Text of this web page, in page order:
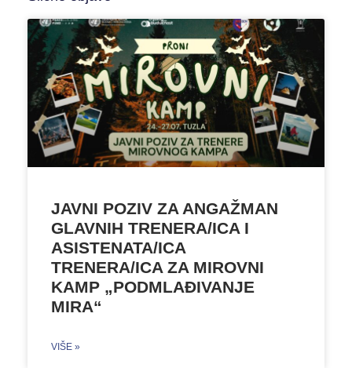
JAVNI POZIV ZA ANGAŽMAN
GLAVNIH TRENERA/ICA I
ASISTENATA/ICA
TRENERA/ICA ZA MIROVNI
KAMP „PODMLAĐIVANJE
MIRA“
VIŠE »